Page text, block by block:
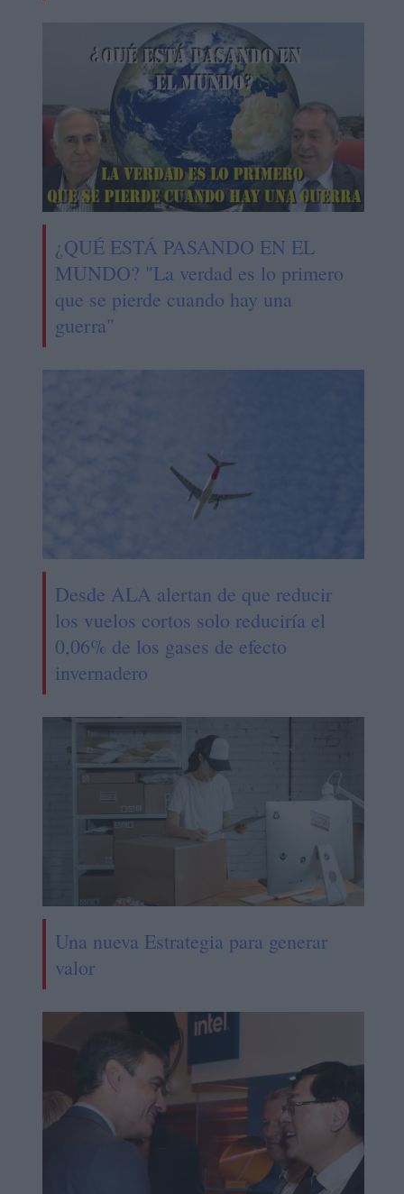
¿QUÉ ESTÁ PASANDO EN EL
MUNDO? "La verdad es lo primero
que se pierde cuando hay una
guerra"
Desde ALA alertan de que reducir
los vuelos cortos solo reduciría el
0,06% de los gases de efecto
invernadero
Una nueva Estrategia para generar
valor